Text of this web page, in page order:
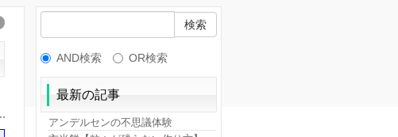
AND検索 OR検索
最新の記事
アンデルセンの不思議体験